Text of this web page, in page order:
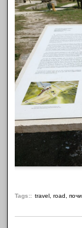
Tags: travel ,road ,